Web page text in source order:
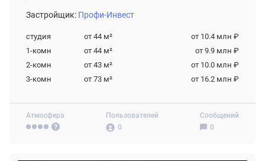
Атмосфера
Пользователей
0
Сообщений
0
Застройщик: Профи-Инвест
студия от 44 м²
от 10.4 млн ₽
1-комн
от 44 м²
от 9.9 млн ₽
2-комн
от 43 м²
от 10.0 млн ₽
3-комн
от 73 м² от 16.2 млн ₽